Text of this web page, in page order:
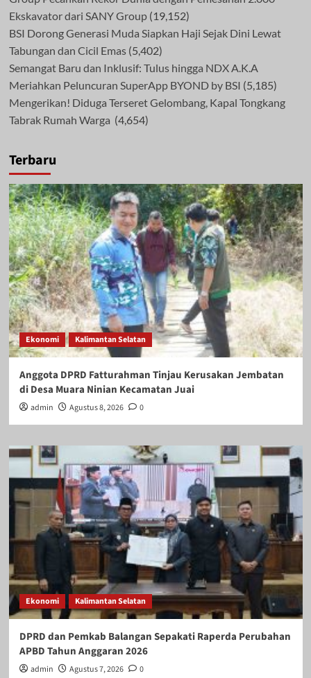
Ekskavator dari SANY Group (19,152)
BSI Dorong Generasi Muda Siapkan Haji Sejak Dini Lewat
Tabungan dan Cicil Emas (5,402)
Semangat Baru dan Inklusif: Tulus hingga NDX A.K.A
Meriahkan Peluncuran SuperApp BYOND by BSI (5,185)
Mengerikan! Diduga Terseret Gelombang, Kapal Tongkang
Tabrak Rumah Warga (4,654)
Terbaru
Ekonomi Kalimantan Selatan
Anggota DPRD Fatturahman Tinjau Kerusakan Jembatan
di Desa Muara Ninian Kecamatan Juai
admin Agustus 8, 2026 0
Ekonomi Kalimantan Selatan
DPRD dan Pemkab Balangan Sepakati Raperda Perubahan
APBD Tahun Anggaran 2026
admin Agustus 7, 2026 0